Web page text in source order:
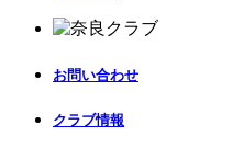
お問い合わせ
クラブ情報